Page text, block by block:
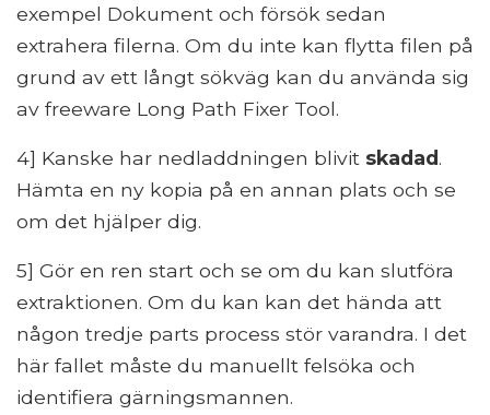
exempel Dokument och försök sedan
extrahera filerna. Om du inte kan flytta filen på
grund av ett långt sökväg kan du använda sig
av freeware Long Path Fixer Tool.
4] Kanske har nedladdningen blivit skadad.
Hämta en ny kopia på en annan plats och se
om det hjälper dig.
5] Gör en ren start och se om du kan slutföra
extraktionen. Om du kan kan det hända att
någon tredje parts process stör varandra. I det
här fallet måste du manuellt felsöka och
identifiera gärningsmannen.